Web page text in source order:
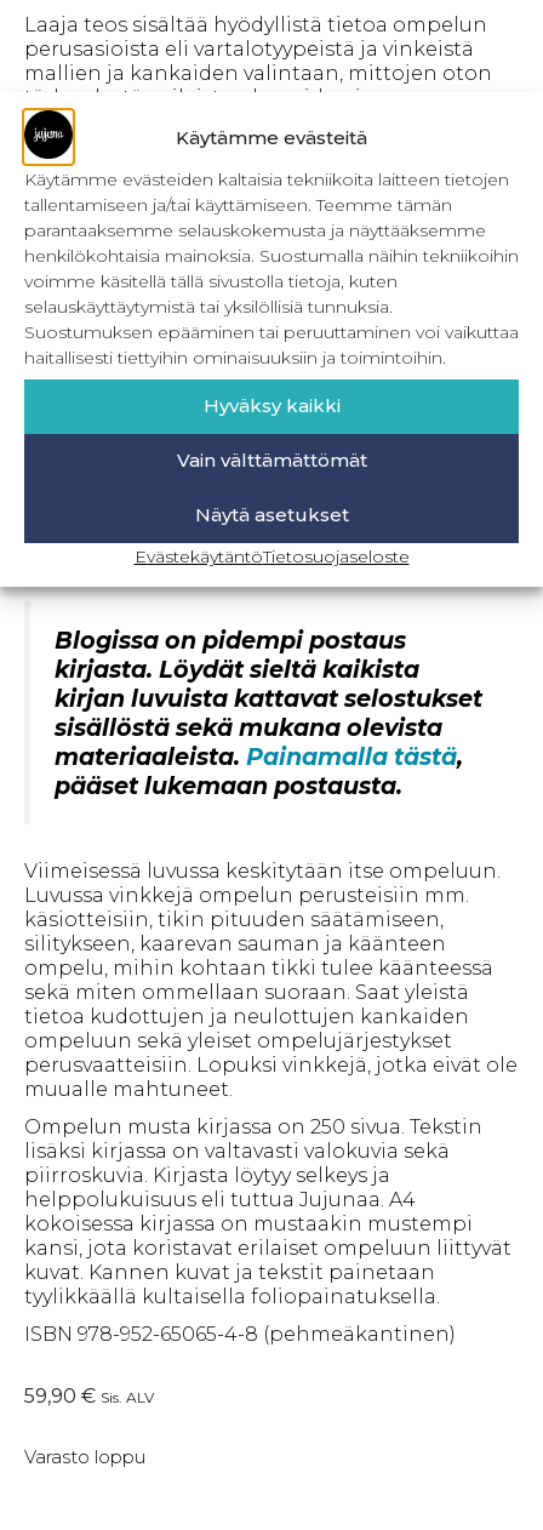
Käytämme evästeitä
Käytämme evästeiden kaltaisia tekniikoita laitteen tietojen
tallentamiseen ja/tai käyttämiseen. Teemme tämän
parantaaksemme selauskokemusta ja näyttääksemme
henkilökohtaisia mainoksia. Suostumalla näihin tekniikoihin
voimme käsitellä tällä sivustolla tietoja, kuten
selauskäyttäytymistä tai yksilöllisiä tunnuksia.
Suostumuksen epääminen tai peruuttaminen voi vaikuttaa
haitallisesti tiettyihin ominaisuuksiin ja toimintoihin.
Hyväksy kaikki
Vain välttämättömät
Näytä asetukset
EvästekäytäntöTietosuojaseloste
Laaja teos sisältää hyödyllistä tietoa ompelun
perusasioista eli vartalotyypeistä ja vinkeistä
mallien ja kankaiden valintaan, mittojen oton
tärkeydestä, erilaisten koneiden ja
paininjalkojen käytöstä, neuloista sekä
ompeluvälineistä.
Materiaalit tulevat tutuksi toisessa luvussa
valmistuksen, kuidun, kankaan
käyttötarkoituksen ja neulavinkkien osalta.
Kirjassa esitellään yli 60 erilaista kangasta
vaatetukseen. Lisäksi tietoa tuki- ja
vanumateriaaleista, niiden valinnasta sekä
käytöstä.
Kolmannessa luvussa tulevat perus
sopivan nepparin, vetoketjun, nauha, nyörin ja
kuminauhan työhösi.
niitä voi hankkia, käydään läpi ompelusanastoa,
kaavojen merkintöjä sekä käyttöä kuvitettujen
Blogissa on pidempi postaus
kirjasta. Löydät sieltä kaikista
kirjan luvuista kattavat selostukset
sisällöstä sekä mukana olevista
materiaaleista. Painamalla tästä,
pääset lukemaan postausta.
Viimeisessä luvussa keskitytään itse ompeluun.
Luvussa vinkkejä ompelun perusteisiin mm.
käsiotteisiin, tikin pituuden säätämiseen,
silitykseen, kaarevan sauman ja käänteen
ompelu, mihin kohtaan tikki tulee käänteessä
sekä miten ommellaan suoraan. Saat yleistä
tietoa kudottujen ja neulottujen kankaiden
ompeluun sekä yleiset ompelujärjestykset
perusvaatteisiin. Lopuksi vinkkejä, jotka eivät ole
muualle mahtuneet.
Ompelun musta kirjassa on 250 sivua. Tekstin
lisäksi kirjassa on valtavasti valokuvia sekä
piirroskuvia. Kirjasta löytyy selkeys ja
helppolukuisuus eli tuttua Jujunaa. A4
kokoisessa kirjassa on mustaakin mustempi
kansi, jota koristavat erilaiset ompeluun liittyvät
kuvat. Kannen kuvat ja tekstit painetaan
tyylikkäällä kultaisella foliopainatuksella.
ISBN 978-952-65065-4-8 (pehmeäkantinen)
59,90 € Sis. ALV
Varasto loppu